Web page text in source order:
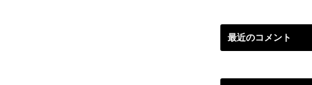
最近のコメント